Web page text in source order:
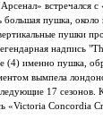
встречался
пушка, около
пушки
надпись
(4) именно пушка,
вымпела
17 сезонов.
«Victoria Concordia